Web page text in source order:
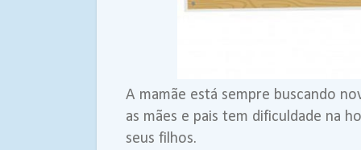
A mamãe está sempre buscando
as mães e pais tem dificuldade na
seus filhos.